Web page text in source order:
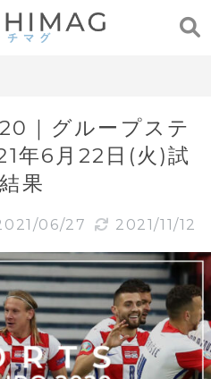
｜グループステ
年6月22日(火)試
果
06/27 2021/11/12